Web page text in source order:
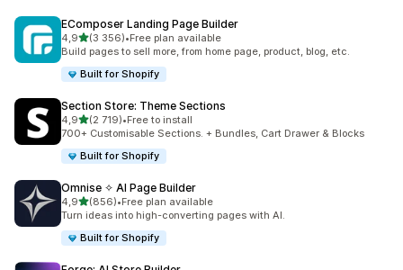
EComposer Landing Page Builder
4,9/ 5 tähteä
(3 356)
3356 arvostelua yhteensä
•Free plan available
Build pages to sell more, from home page, product, blog, etc.
Built for Shopify
Section Store: Theme Sections
4,9/ 5 tähteä
(2 719)
2719 arvostelua yhteensä
•Free to install
700+ Customisable Sections. + Bundles, Cart Drawer & Blocks
Built for Shopify
Omnise ✧ AI Page Builder
4,9/ 5 tähteä
(856)
856 arvostelua yhteensä
•Free plan available
Turn ideas into high-converting pages with AI.
Built for Shopify